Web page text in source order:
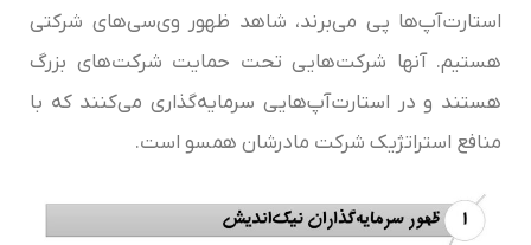
استارت‌آپ‌ها پی می‌برند، شاهد ظهور وی‌سی‌های شرکتی
هستیم. آنها شرکت‌هایی تحت حمایت شرکت‌های بزرگ
هستند و در استارت‌آپ‌هایی سرمایه‌گذاری می‌کنند که با
منافع استراتژیک شرکت مادرشان همسو است.